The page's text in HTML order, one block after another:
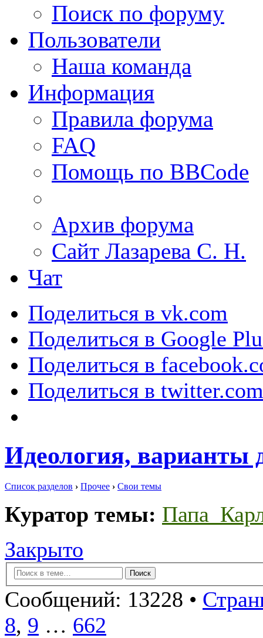
Поиск по форуму
Пользователи
Наша команда
Информация
Правила форума
FAQ
Помощь по BBCode
Архив форума
Сайт Лазарева С. Н.
Чат
Поделиться в vk.com
Поделиться в Google
Поделиться в
Поделиться в twitter.com
Идеология, варианты
Список разделов › Прочее › Свои темы
Куратор темы:
Закрыто
Сообщений: 13228 •
8, 9 … 662